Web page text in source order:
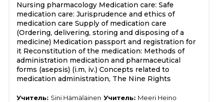
Nursing pharmacology Medication care: Safe
medication care: Jurisprudence and ethics of
medication care Supply of medication care
(Ordering, delivering, storing and disposing of a
medicine) Medication passport and registration for
it Reconstitution of the medication: Methods of
administration medication and pharmaceutical
forms (asepsis) (i.m, iv.) Concepts related to
medication administration, The Nine Rights
Учитель: Sini Hämäläinen Учитель: Meeri Heino